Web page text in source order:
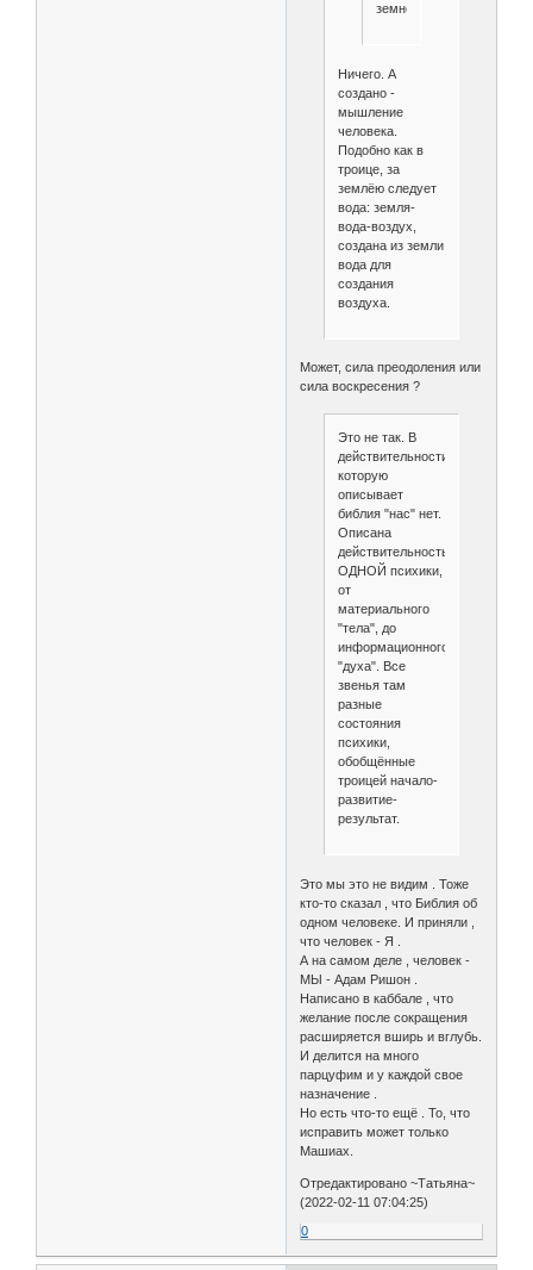
земного?
Ничего. А
создано -
мышление
человека.
Подобно как в
троице, за
землёю следует
вода: земля-
вода-воздух,
создана из земли
вода для
создания
воздуха.
Может, сила преодоления или
сила воскресения ?
Это не так. В
действительности
которую
описывает
библия "нас" нет.
Описана
действительность
ОДНОЙ психики,
от
материального
"тела", до
информационного
"духа". Все
звенья там
разные
состояния
психики,
обобщённые
троицей начало-
развитие-
результат.
Это мы это не видим . Тоже
кто-то сказал , что Библия об
одном человеке. И приняли ,
что человек - Я .
А на самом деле , человек -
МЫ - Адам Ришон .
Написано в каббале , что
желание после сокращения
расширяется вширь и вглубь.
И делится на много
парцуфим и у каждой свое
назначение .
Но есть что-то ещё . То, что
исправить может только
Машиах.
Отредактировано ~Татьяна~
(2022-02-11 07:04:25)
0